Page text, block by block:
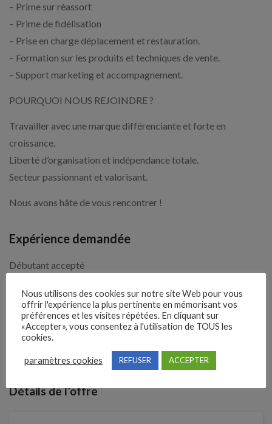
– Prime sur réassort
– Prime de fidélisation
– Prise en charge déplacement et restauration.
– Formation sur les produits et techniques de vente.
– Support marketing et accompagnement.
POURQUOI NOUS REJOINDRE ?
Travailler avec une marque différenciante et forte en
croissance.
Liberté d’organisation et indépendance totale.
Secteur passionnant et valorisant.
Nous avons hâte de vous rencontrer !
Expérience demandée
Débutant accepté
Il y a2 mois
Clôture des candidatures : 25 août
Détails de l’offre
Nous utilisons des cookies sur notre site Web pour vous
offrir l'expérience la plus pertinente en mémorisant vos
préférences et les visites répétées. En cliquant sur
«Accepter», vous consentez à l'utilisation de TOUS les
cookies.
paramètres cookies REFUSER ACCEPTER